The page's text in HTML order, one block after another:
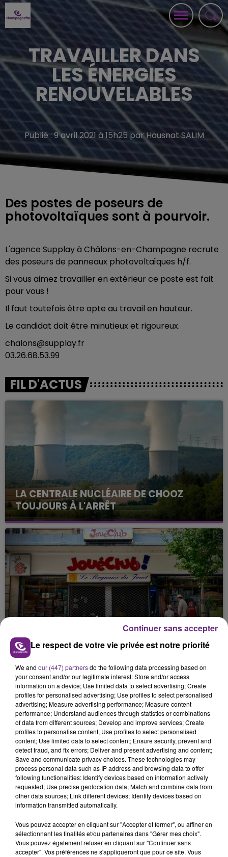
TRAVAILLER DANS
LES ÉNERGIES
RENOUVELABLES
Publié : 9 avril 2021 à 15h25 par Housnat SALIM
Des postes de poseurs de
photovoltaïques sont à pourvoir.
L'agence Supplay à Châlons-en-Champagne recrute
des poseurs de panneaux photovoltaïques h/f.
Si vous aimez travailler en extérieur ce poste est fait
pour vous !
Il faut toutefois être apte au travail en hauteur.
Le candidat doit être minutieux et rigoureux.
chalons@supplay.fr
03.26.68.53.99
FIL D'ACTUS
LA CENTRALE NUCLÉAIRE DE CHOOZ
TOUJOURS À L'ARRÊT
Cela fait déjà une semaine que la centrale
nucléaire ardennaise est à l'arrêt. Une situation
justifiée par la sécheresse intense qui est toujours
présente.
LE MAGASIN JOUÉCLUB DE REIMS FERME
SES PORTES
C'était l'une des institutions du centre-ville
rémois. Le magasin JouéClub est contraint de
fermer ses portes.
TITRES DIFFUSÉS
11h22
11h22
Passenger
11h19
11h19
Good Luck, Babe!
11h17
11h17 11h08
11h08
Le respect de votre vie privée est notre priorité
We and our (447) partnersdo the following data processing based on
your consent and/or our legitimate interest: Store and/or access
information on a device; Use limited data to select advertising; Create
profiles for personalised advertising; Use profiles to select personalised
advertising; Measure advertising performance; Measure content
performance; Understand audiences through statistics or combinations
of data from different sources; Develop and improve services; Create
profiles to personalise content; Use profiles to select personalised
content; Use limited data to select content; Ensure security, prevent and
detect fraud, and fix errors; Deliver and present advertising and content;
Save and communicate privacy choices. These technologies may
process personal data such as IP address and browsing data to offer
following functionalities: Identify devices based on information actively
requested; Use precise geolocation data; Match and combine data from
other data sources; Link different devices; Identify devices based on
information transmitted automatically.
Vous pouvez accepter en cliquant sur "Accepter et fermer", ou affiner en
sélectionnant les finalités et/ou partenaires dans "Gérer mes choix".
Vous pouvez également refuser en cliquant sur "Continuer sans
accepter". Vos préférences ne s'appliqueront que pour ce site. Vous
Continuer sans accepter